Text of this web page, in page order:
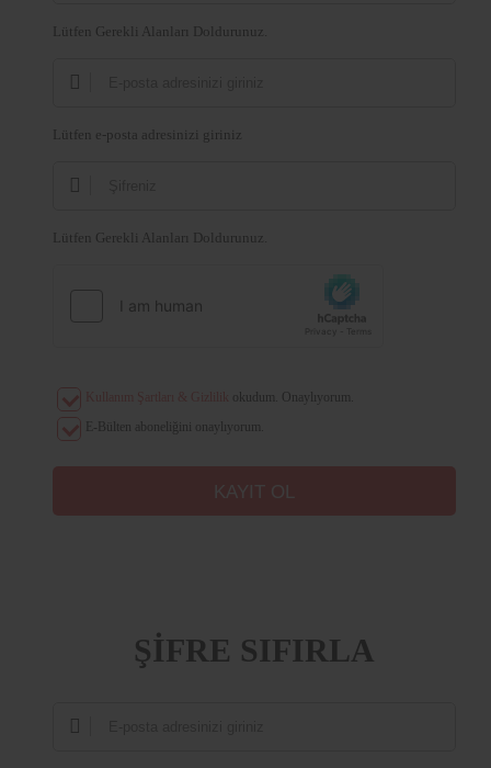
Lütfen Gerekli Alanları Doldurunuz.
Lütfen e-posta adresinizi giriniz
Lütfen Gerekli Alanları Doldurunuz.
okudum. Onaylıyorum.
E-Bülten aboneliğini onaylıyorum.
ŞİFRE SIFIRLA